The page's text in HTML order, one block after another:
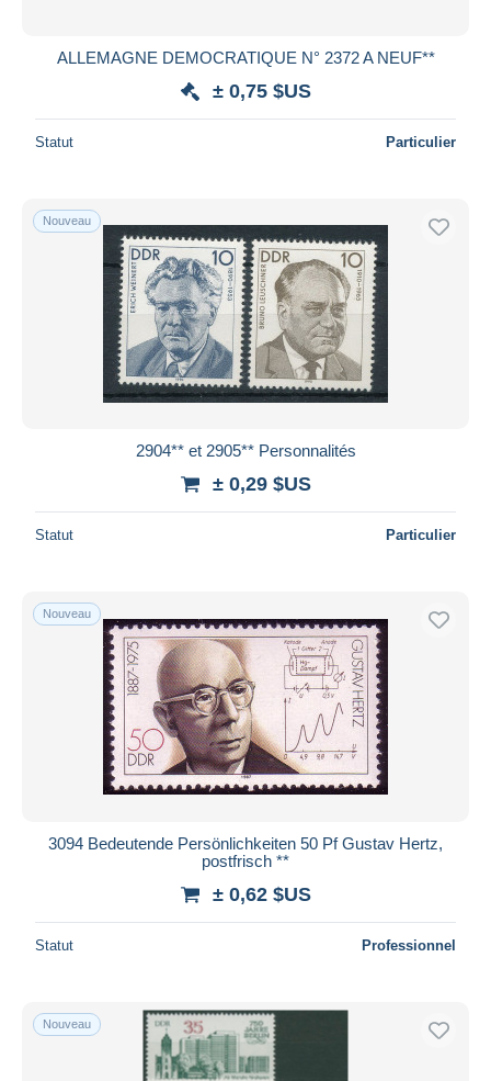
ALLEMAGNE DEMOCRATIQUE N° 2372 A NEUF**
± 0,75 $US
Statut Particulier
Nouveau
2904** et 2905** Personnalités
± 0,29 $US
Statut Particulier
Nouveau
3094 Bedeutende Persönlichkeiten 50 Pf Gustav Hertz,
postfrisch **
± 0,62 $US
Statut Professionnel
Nouveau